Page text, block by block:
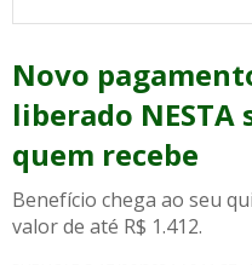
Novo
liberado NESTA
quem recebe
Benefício chega ao seu
valor de até R$ 1.412.